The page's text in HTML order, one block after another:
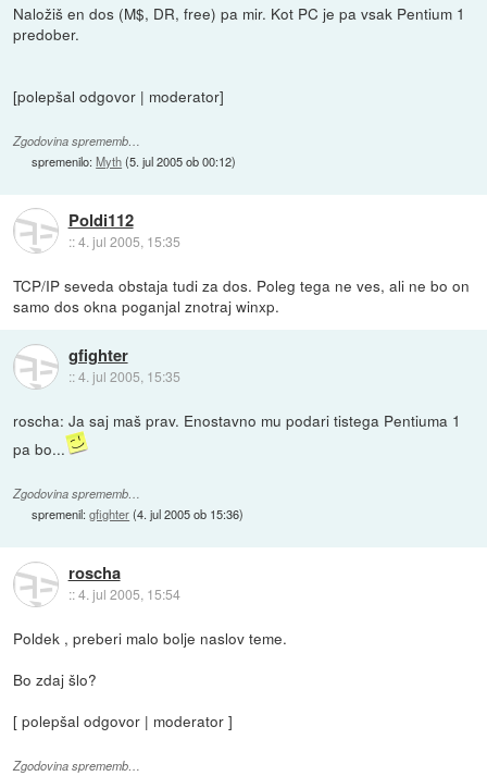
Naložiš en dos (M$, DR, free) pa mir. Kot PC je pa vsak Pentium 1
predober.
[polepšal odgovor | moderator]
Zgodovina sprememb…
spremenilo:Myth(5. jul 2005 ob 00:12)
Poldi112
::4. jul 2005, 15:35
TCP/IP seveda obstaja tudi za dos. Poleg tega ne ves, ali ne bo on
samo dos okna poganjal znotraj winxp.
gfighter
::4. jul 2005, 15:35
roscha: Ja saj maš prav. Enostavno mu podari tistega Pentiuma 1
pa bo...
Zgodovina sprememb…
spremenil:gfighter(4. jul 2005 ob 15:36)
roscha
::4. jul 2005, 15:54
Poldek , preberi malo bolje naslov teme.
Bo zdaj šlo?
[ polepšal odgovor | moderator ]
Zgodovina sprememb…